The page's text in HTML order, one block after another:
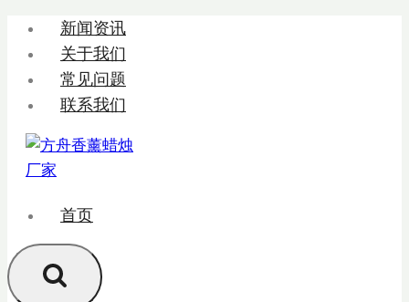
新闻资讯
关于我们
常见问题
联系我们
首页